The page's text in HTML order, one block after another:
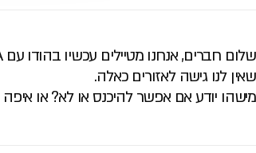
שאין לנו גישה לאזורים כאלה.
מישהו יודע אם אפשר להיכנס או לא? או